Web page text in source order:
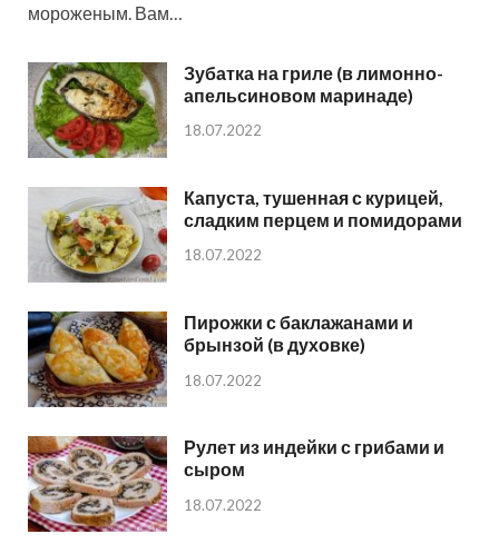
мороженым. Вам…
Зубатка на гриле (в лимонно-
апельсиновом маринаде)
18.07.2022
Капуста, тушенная с курицей,
сладким перцем и помидорами
18.07.2022
Пирожки с баклажанами и
брынзой (в духовке)
18.07.2022
Рулет из индейки с грибами и
сыром
18.07.2022